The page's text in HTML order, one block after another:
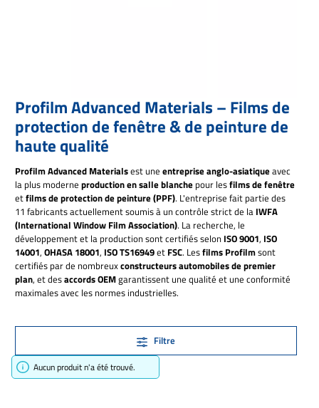
Profilm Advanced Materials – Films de
protection de fenêtre & de peinture de
haute qualité
Profilm Advanced Materialsest une entreprise anglo-asiatiqueavec
la plus moderne production en salle blanche pour lesfilms de fenêtre
etfilms de protection de peinture (PPF). L'entreprise fait partie des
11 fabricants actuellement soumis à un contrôle strict de la IWFA
(International Window Film Association). La recherche, le
développement et la production sont certifiés selon ISO 9001, ISO
14001, OHASA 18001, ISO TS16949et FSC. Lesfilms Profilmsont
certifiés par de nombreuxconstructeurs automobiles de premier
plan, et desaccords OEMgarantissent une qualité et une conformité
maximales avec les normes industrielles.
Filtre
Aucun produit n'a été trouvé.